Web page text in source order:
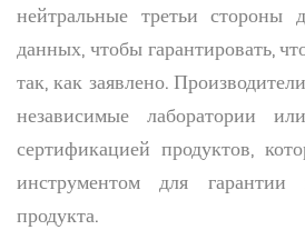
нейтральные третьи стороны
данных, чтобы гарантировать,
так, как заявлено.
независимые лаборатории
сертификацией продуктов,
инструментом для гарантии
продукта.